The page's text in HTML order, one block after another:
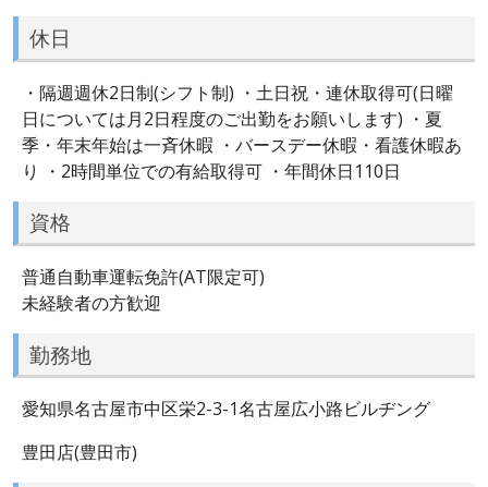
休日
・隔週週休2日制(シフト制) ・土日祝・連休取得可(日曜
日については月2日程度のご出勤をお願いします) ・夏
季・年末年始は一斉休暇 ・バースデー休暇・看護休暇あ
り ・2時間単位での有給取得可 ・年間休日110日
資格
普通自動車運転免許(AT限定可)
未経験者の方歓迎
勤務地
愛知県名古屋市中区栄2-3-1名古屋広小路ビルヂング
豊田店(豊田市)